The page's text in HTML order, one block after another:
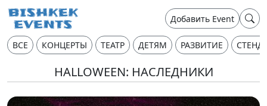
Добавить Event
ВСЕ КОНЦЕРТЫ ТЕАТР ДЕТЯМ РАЗВИТИЕ
HALLOWEEN: НАСЛЕДНИКИ